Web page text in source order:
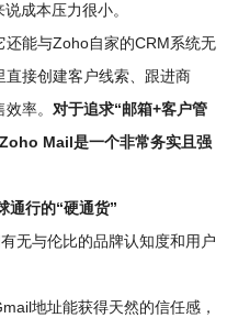
成本压力很小。
还能与Zoho自家的CRM系统无
接创建客户线索、跟进商
率。 对于追求“邮箱+客户管
Mail是一个非常务实且强
行的“硬通货”
无与伦比的品牌认知度和用户
地址能获得天然的信任感，